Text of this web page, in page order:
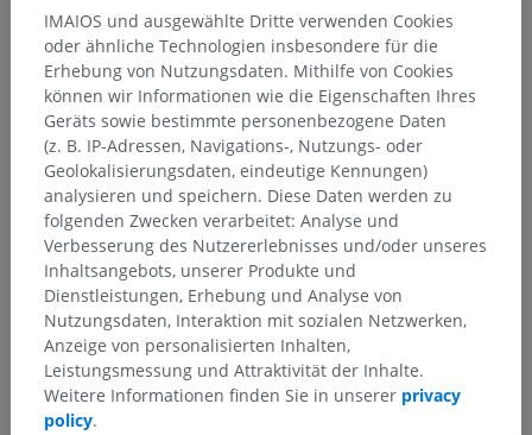
Anatomische Hierarchie
Anatomie des Menschen 2
Anatomie des Menschen 1
Allgemeine Anatomie Bewegungen
Umführbewegung
Darunterliegende Strukturen: Für dieses anatomische
Teil gibt es keine zugehörigen Strukturen
IMAIOS und ausgewählte Dritte verwenden Cookies
oder ähnliche Technologien insbesondere für die
Erhebung von Nutzungsdaten. Mithilfe von Cookies
können wir Informationen wie die Eigenschaften Ihres
Geräts sowie bestimmte personenbezogene Daten
(z. B. IP-Adressen, Navigations-, Nutzungs- oder
Geolokalisierungsdaten, eindeutige Kennungen)
analysieren und speichern. Diese Daten werden zu
folgenden Zwecken verarbeitet: Analyse und
Verbesserung des Nutzererlebnisses und/oder unseres
Inhaltsangebots, unserer Produkte und
Dienstleistungen, Erhebung und Analyse von
Nutzungsdaten, Interaktion mit sozialen Netzwerken,
Anzeige von personalisierten Inhalten,
Leistungsmessung und Attraktivität der Inhalte.
Weitere Informationen finden Sie in unserer privacy
policy.